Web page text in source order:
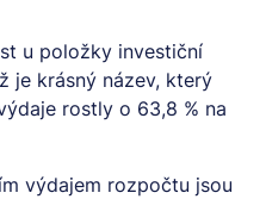
u položky investiční
je krásný název, který
rostly o 63,8 % na
výdajem rozpočtu jsou